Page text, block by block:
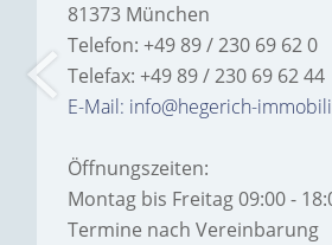
81373 München
Telefon: +49 89 / 230 69 62 0
Telefax: +49 89 / 230 69 62 44
E-Mail: info@hegerich-
Öffnungszeiten:
Montag bis Freitag 09:00 -
Termine nach Vereinbarung